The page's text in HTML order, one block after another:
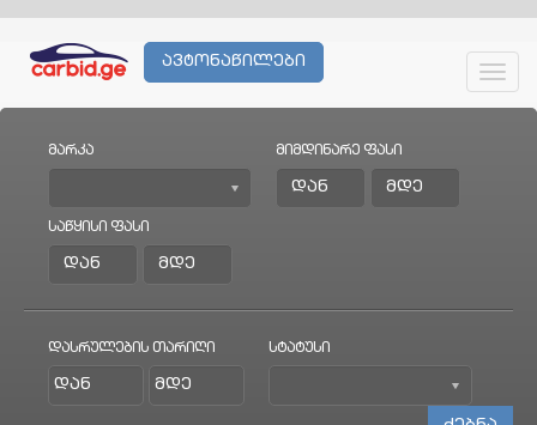
ავტონაწილები
მარკა მიმდინარე ფასი
საწყისი ფასი
დასრულების თარიღი სტატუსი